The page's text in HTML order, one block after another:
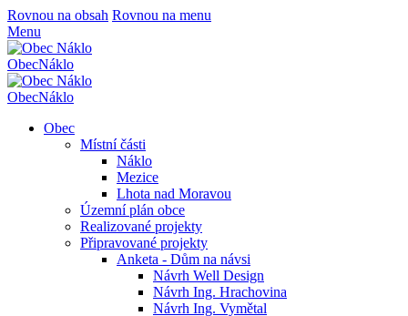
Rovnou na obsah Rovnou na menu
Menu
ObecNáklo
ObecNáklo
Obec
Místní části
Náklo
Mezice
Lhota nad Moravou
Územní plán obce
Realizované projekty
Připravované projekty
Anketa - Dům na návsi
Návrh Well Design
Návrh Ing. Hrachovina
Návrh Ing. Vymětal